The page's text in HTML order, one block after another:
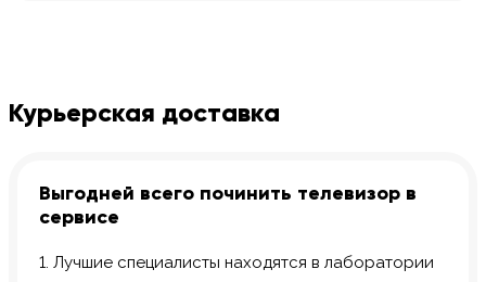
Курьерская доставка
Выгодней всего починить телевизор в
сервисе
1. Лучшие специалисты находятся в лаборатории